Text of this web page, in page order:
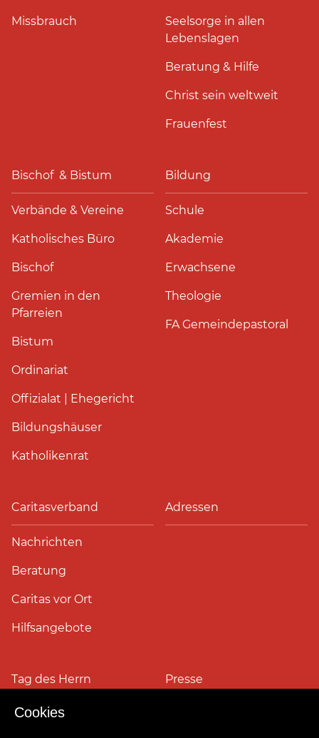
Cookies
Missbrauch
Seelsorge in allen
Lebenslagen
Beratung & Hilfe
Christ sein weltweit
Frauenfest
Bischof & Bistum
Verbände & Vereine
Katholisches Büro
Bischof
Gremien in den
Pfarreien
Bistum
Ordinariat
Offizialat | Ehegericht
Bildungshäuser
Katholikenrat
Bildung
Schule
Akademie
Erwachsene
Theologie
FA Gemeindepastoral
Caritasverband
Nachrichten
Beratung
Caritas vor Ort
Hilfsangebote
Adressen
Tag des Herrn Presse